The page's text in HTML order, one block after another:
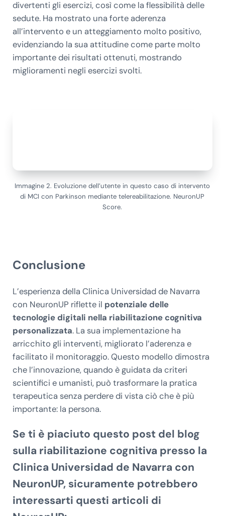
divertenti gli esercizi, così come la flessibilità delle
sedute. Ha mostrato una forte aderenza
all’intervento e un atteggiamento molto positivo,
evidenziando la sua attitudine come parte molto
importante dei risultati ottenuti, mostrando
miglioramenti negli esercizi svolti.
Immagine 2. Evoluzione dell’utente in questo caso di intervento
di MCI con Parkinson mediante telereabilitazione. NeuronUP
Score.
Conclusione
L’esperienza della Clinica Universidad de Navarra
con NeuronUP riflette il potenziale delle
tecnologie digitali nella riabilitazione cognitiva
personalizzata. La sua implementazione ha
arricchito gli interventi, migliorato l’aderenza e
facilitato il monitoraggio. Questo modello dimostra
che l’innovazione, quando è guidata da criteri
scientifici e umanisti, può trasformare la pratica
terapeutica senza perdere di vista ciò che è più
importante: la persona.
Se ti è piaciuto questo post del blog
sulla riabilitazione cognitiva presso la
Clinica Universidad de Navarra con
NeuronUP, sicuramente potrebbero
interessarti questi articoli di